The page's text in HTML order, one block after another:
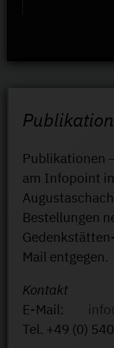
Publikationen
am Infopoint
Bestellungen
Mail entgegen.
Kontakt
E-Mail:
Tel. +49 (0)